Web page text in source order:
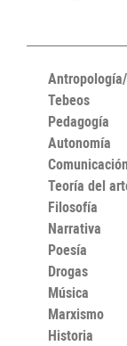
Tebeos
Pedagogía
Autonomía
Comunicación
Teoría del
Filosofía
Narrativa
Poesía
Drogas
Música
Marxismo
Historia